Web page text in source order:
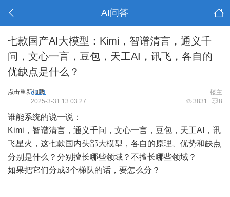
AI问答
七款国产AI大模型：Kimi，智谱清言，通义千
问，文心一言，豆包，天工AI，讯飞，各自的
优缺点是什么？
点击重新加载 楼主
o111
3831 8
2025-3-31 13:03:27
谁能系统的说一说：
Kimi，智谱清言，通义千问，文心一言，豆包，天工AI，讯
飞星火，这七款国内头部大模型，各自的原理、优势和缺点
分别是什么？分别擅长哪些领域？不擅长哪些领域？
如果把它们分成3个梯队的话，要怎么分？